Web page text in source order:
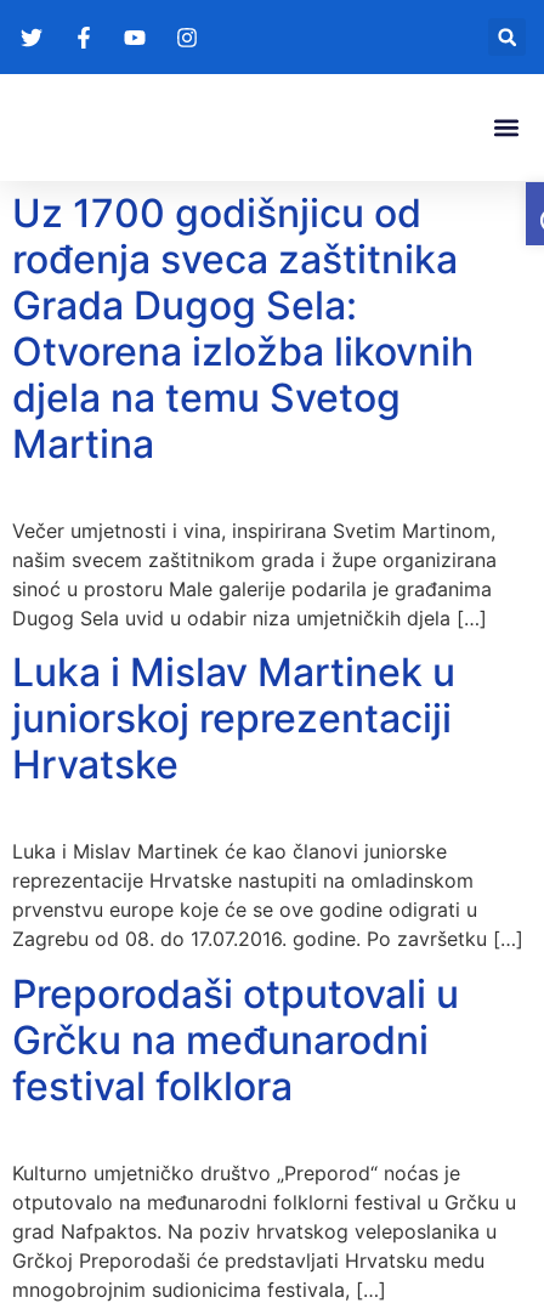
Uz 1700 godišnjicu od
rođenja sveca zaštitnika
Grada Dugog Sela:
Otvorena izložba likovnih
djela na temu Svetog
Martina
Večer umjetnosti i vina, inspirirana Svetim Martinom,
našim svecem zaštitnikom grada i župe organizirana
sinoć u prostoru Male galerije podarila je građanima
Dugog Sela uvid u odabir niza umjetničkih djela […]
Luka i Mislav Martinek u
juniorskoj reprezentaciji
Hrvatske
Luka i Mislav Martinek će kao članovi juniorske
reprezentacije Hrvatske nastupiti na omladinskom
prvenstvu europe koje će se ove godine odigrati u
Zagrebu od 08. do 17.07.2016. godine. Po završetku […]
Preporodaši otputovali u
Grčku na međunarodni
festival folklora
Kulturno umjetničko društvo „Preporod“ noćas je
otputovalo na međunarodni folklorni festival u Grčku u
grad Nafpaktos. Na poziv hrvatskog veleposlanika u
Grčkoj Preporodaši će predstavljati Hrvatsku medu
mnogobrojnim sudionicima festivala, […]